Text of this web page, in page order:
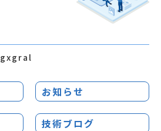
gxgral
お知らせ
技術ブログ